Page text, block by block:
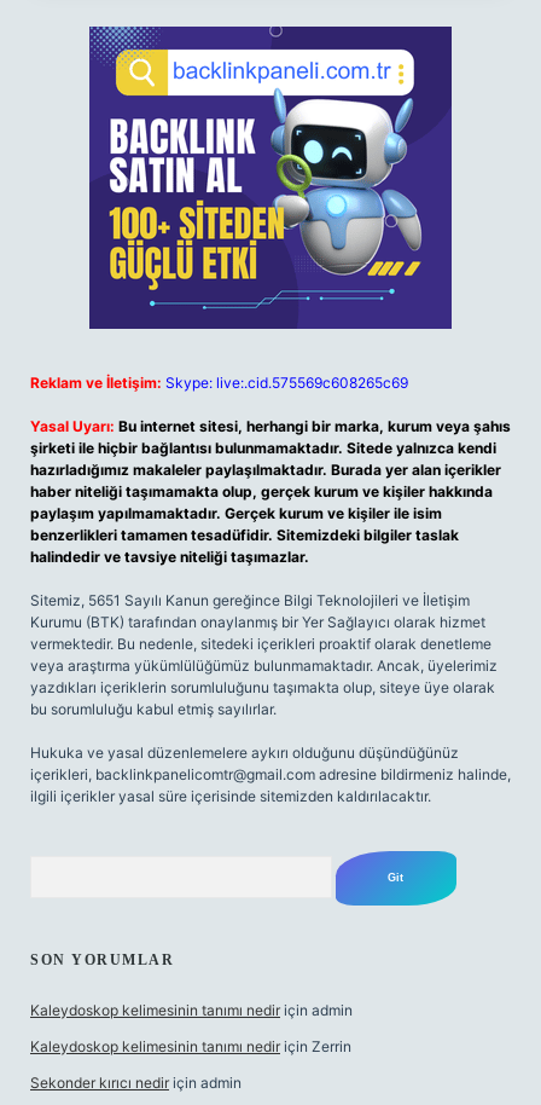
Reklam ve İletişim: Skype: live:.cid.575569c608265c69
Yasal Uyarı: Bu internet sitesi, herhangi bir marka, kurum veya şahıs
şirketi ile hiçbir bağlantısı bulunmamaktadır. Sitede yalnızca kendi
hazırladığımız makaleler paylaşılmaktadır. Burada yer alan içerikler
haber niteliği taşımamakta olup, gerçek kurum ve kişiler hakkında
paylaşım yapılmamaktadır. Gerçek kurum ve kişiler ile isim
benzerlikleri tamamen tesadüfidir. Sitemizdeki bilgiler taslak
halindedir ve tavsiye niteliği taşımazlar.
Sitemiz, 5651 Sayılı Kanun gereğince Bilgi Teknolojileri ve İletişim
Kurumu (BTK) tarafından onaylanmış bir Yer Sağlayıcı olarak hizmet
vermektedir. Bu nedenle, sitedeki içerikleri proaktif olarak denetleme
veya araştırma yükümlülüğümüz bulunmamaktadır. Ancak, üyelerimiz
yazdıkları içeriklerin sorumluluğunu taşımakta olup, siteye üye olarak
bu sorumluluğu kabul etmiş sayılırlar.
Hukuka ve yasal düzenlemelere aykırı olduğunu düşündüğünüz
içerikleri, backlinkpanelicomtr@gmail.com adresine bildirmeniz halinde,
ilgili içerikler yasal süre içerisinde sitemizden kaldırılacaktır.
SON YORUMLAR
Kaleydoskop kelimesinin tanımı nedir için admin
Kaleydoskop kelimesinin tanımı nedir için Zerrin
Sekonder kırıcı nedir için admin